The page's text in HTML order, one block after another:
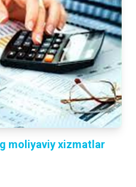
moliyaviy xizmatlar